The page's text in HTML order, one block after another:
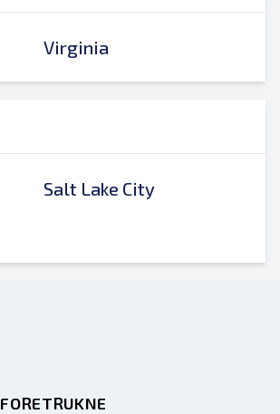
Virginia
Salt Lake City
FORETRUKNE